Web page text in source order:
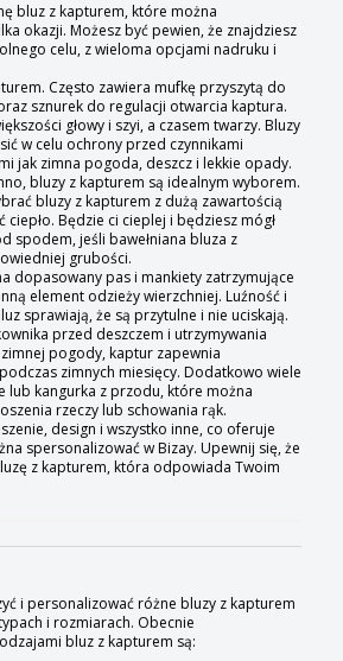
bluz z kapturem, które można
okazji. Możesz być pewien, że znajdziesz
celu, z wieloma opcjami nadruku i
Często zawiera mufkę przyszytą do
sznurek do regulacji otwarcia kaptura.
głowy i szyi, a czasem twarzy. Bluzy
w celu ochrony przed czynnikami
jak zimna pogoda, deszcz i lekkie opady.
bluzy z kapturem są idealnym wyborem.
bluzy z kapturem z dużą zawartością
ciepło. Będzie ci cieplej i będziesz mógł
spodem, jeśli bawełniana bluza z
grubości.
dopasowany pas i mankiety zatrzymujące
element odzieży wierzchniej. Luźność i
sprawiają, że są przytulne i nie uciskają.
przed deszczem i utrzymywania
zimnej pogody, kaptur zapewnia
zimnych miesięcy. Dodatkowo wiele
lub kangurka z przodu, które można
rzeczy lub schowania rąk.
design i wszystko inne, co oferuje
spersonalizować w Bizay. Upewnij się, że
z kapturem, która odpowiada Twoim
i personalizować różne bluzy z kapturem
i rozmiarach. Obecnie
bluz z kapturem są: